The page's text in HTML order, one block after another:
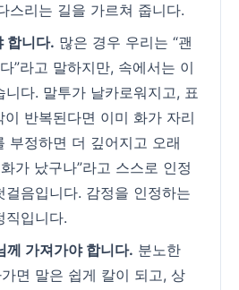
스리는 길을 가르쳐 줍니다.
합니다. 많은 경우 우리는 “괜
”라고 말하지만, 속에서는 이
다. 말투가 날카로워지고, 표
반복된다면 이미 화가 자리
부정하면 더 깊어지고 오래
가 났구나”라고 스스로 인정
음입니다. 감정을 인정하는
직입니다.
께 가져가야 합니다. 분노한
면 말은 쉽게 칼이 되고, 상